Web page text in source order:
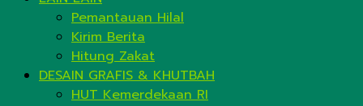
Pemantauan Hilal
Kirim Berita
Hitung Zakat
DESAIN GRAFIS & KHUTBAH
HUT Kemerdekaan RI